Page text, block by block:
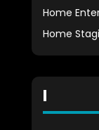
Home
Home
I